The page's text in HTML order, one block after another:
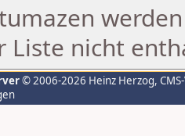
Liste nicht
© 2006-2026 Heinz Herzog,